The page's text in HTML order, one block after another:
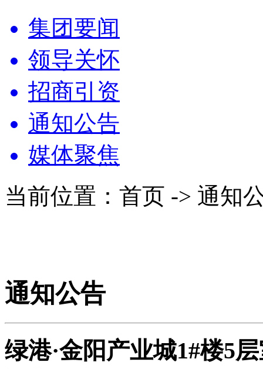
集团要闻
领导关怀
招商引资
通知公告
媒体聚焦
当前位置：首页 -> 通知
通知公告
绿港·金阳产业城1#楼5